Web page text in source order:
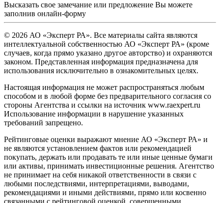
Высказать свое замечание или предложение Вы можете
заполнив онлайн-форму
© 2026 АО «Эксперт РА». Все материалы сайта являются
интеллектуальной собственностью АО «Эксперт РА» (кроме
случаев, когда прямо указано другое авторство) и охраняются
законом. Представленная информация предназначена для
использования исключительно в ознакомительных целях.
Настоящая информация не может распространяться любым
способом и в любой форме без предварительного согласия со
стороны Агентства и ссылки на источник www.raexpert.ru
Использование информации в нарушение указанных
требований запрещено.
Рейтинговые оценки выражают мнение АО «Эксперт РА» и
не являются установлением фактов или рекомендацией
покупать, держать или продавать те или иные ценные бумаги
или активы, принимать инвестиционные решения. Агентство
не принимает на себя никакой ответственности в связи с
любыми последствиями, интерпретациями, выводами,
рекомендациями и иными действиями, прямо или косвенно